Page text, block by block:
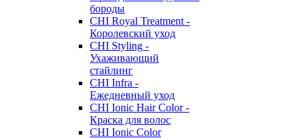
бороды
CHI Royal Treatment -
Королевский уход
CHI Styling -
Ухаживающий
стайлинг
CHI Infra -
Ежедневный уход
CHI Ionic Hair Color -
Краска для волос
CHI Ionic Color